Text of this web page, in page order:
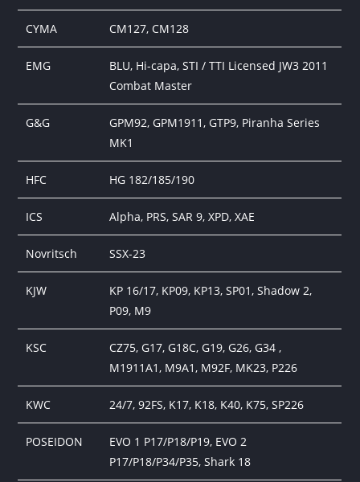
CYMA CM127, CM128
EMG
BLU, Hi-capa, STI / TTI Licensed JW3 2011
Combat Master
G&G
GPM92, GPM1911, GTP9, Piranha Series
MK1
HFC HG 182/185/190
ICS Alpha, PRS, SAR 9, XPD, XAE
Novritsch SSX-23
KJW
KP 16/17, KP09, KP13, SP01, Shadow 2,
P09, M9
KSC
CZ75, G17, G18C, G19, G26, G34 ,
M1911A1, M9A1, M92F, MK23, P226
KWC 24/7, 92FS, K17, K18, K40, K75, SP226
POSEIDON
EVO 1 P17/P18/P19, EVO 2
P17/P18/P34/P35, Shark 18